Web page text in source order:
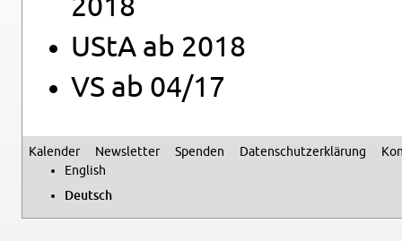
2018
UStA ab 2018
VS ab 04/17
Se­kun­där­me­nü
Ka­len­der News­let­ter Spen­den Da­ten­schutz­er­klä­rung
Eng­lish
Deutsch